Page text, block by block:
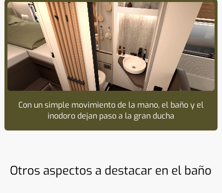
Con un simple movimiento de la mano, el baño y el
inodoro dejan paso a la gran ducha
Otros aspectos a destacar en el baño